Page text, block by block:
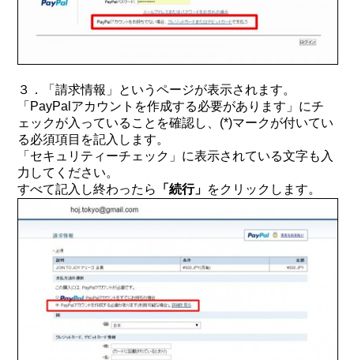
３．「請求情報」というページが表示されます。
「PayPalアカウントを作成する必要があります」にチ
ェックが入っていることを確認し、(*)マークが付いてい
る必須項目を記入します。
「セキュリティーチェック」に表示されている文字も入
力してください。
すべて記入し終わったら
「続行」 をクリックします。